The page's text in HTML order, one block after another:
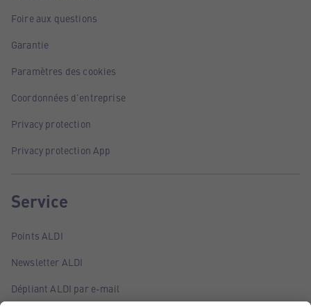
Foire aux questions
Garantie
Paramètres des cookies
Coordonnées d'entreprise
Privacy protection
Privacy protection App
Service
Points ALDI
Newsletter ALDI
Dépliant ALDI par e-mail